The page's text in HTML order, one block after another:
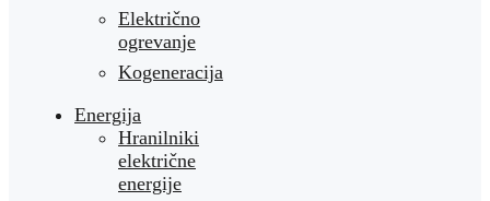
Električno
ogrevanje
Kogeneracija
Energija
Hranilniki
električne
energije